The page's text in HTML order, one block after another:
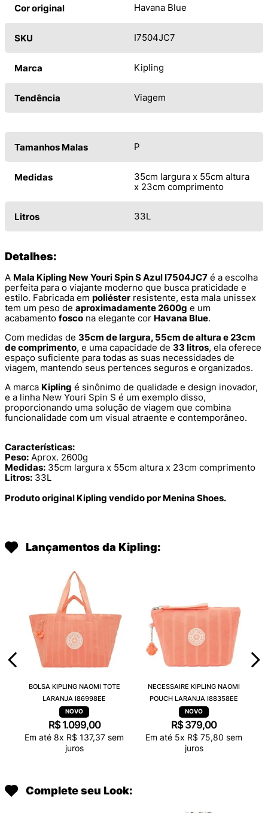
Cor original Havana Blue
SKU I7504JC7
Marca Kipling
Tendência Viagem
Tamanhos Malas P
Medidas
35cm largura x 55cm altura
x 23cm comprimento
Litros 33L
Detalhes:
A Mala Kipling New Youri Spin S Azul I7504JC7 é a escolha
perfeita para o viajante moderno que busca praticidade e
estilo. Fabricada em poliéster resistente, esta mala unissex
tem um peso de aproximadamente 2600g e um
acabamento fosco na elegante cor Havana Blue.
Com medidas de 35cm de largura, 55cm de altura e 23cm
de comprimento, e uma capacidade de 33 litros, ela oferece
espaço suficiente para todas as suas necessidades de
viagem, mantendo seus pertences seguros e organizados.
A marca Kipling é sinônimo de qualidade e design inovador,
e a linha New Youri Spin S é um exemplo disso,
proporcionando uma solução de viagem que combina
funcionalidade com um visual atraente e contemporâneo.
Características:
Peso: Aprox. 2600g
Medidas: 35cm largura x 55cm altura x 23cm comprimento
Litros: 33L
Produto original Kipling vendido por Menina Shoes.
Lançamentos da Kipling:
BOLSA KIPLING NAOMI TOTE
LARANJA I86998EE
R$ 1.099,00
Em até 8x R$ 137,37 sem
juros
NECESSAIRE KIPLING NAOMI
POUCH LARANJA I88358EE
R$ 379,00
Em até 5x R$ 75,80 sem
juros
Complete seu Look: